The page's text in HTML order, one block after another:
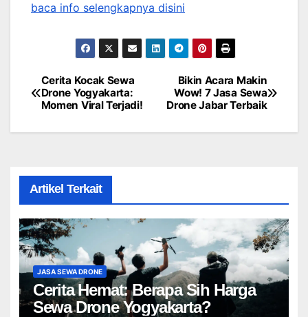
baca info selengkapnya disini
Post
navigation
Bikin Acara Makin
Wow! 7 Jasa Sewa
Drone Jabar Terbaik
Cerita Kocak Sewa
Drone Yogyakarta:
Momen Viral Terjadi!
Artikel Terkait
JASA SEWA DRONE
Cerita Hemat: Berapa Sih Harga
Sewa Drone Yogyakarta?